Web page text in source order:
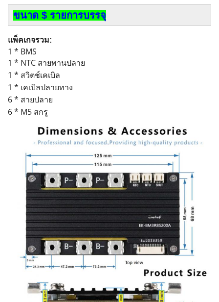
ขนาด $ รายการบรรจุ
แพ็คเกจรวม:
1 * BMS
1 * NTC สายพานปลาย
1 * สวิตช์เคเบิล
1 * เคเบิลปลายทาง
6 * สายปลาย
6 * M5 สกรู